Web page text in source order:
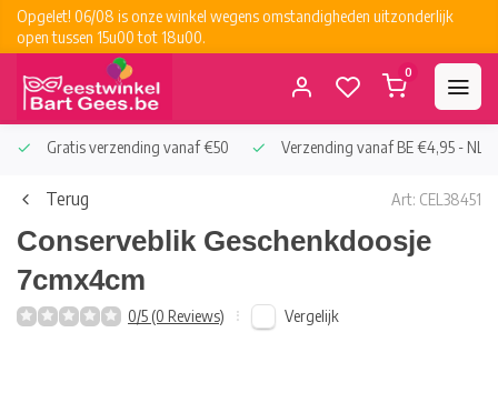
Opgelet! 06/08 is onze winkel wegens omstandigheden uitzonderlijk
open tussen 15u00 tot 18u00.
0
Gratis verzending vanaf €50 Verzending vanaf BE €4,95 - NL
Terug Art: CEL38451
Conserveblik Geschenkdoosje
7cmx4cm
0/5 (0 Reviews) Vergelijk